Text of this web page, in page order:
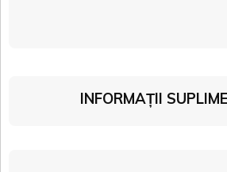
INFORMAȚII